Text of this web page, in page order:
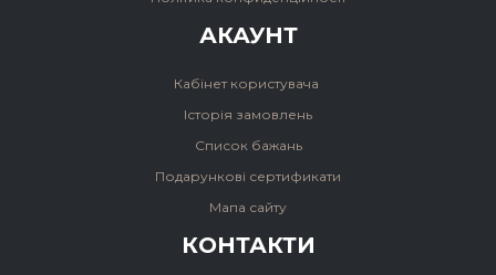
АКАУНТ
Кабінет користувача
Історія замовлень
Список бажань
Подарункові сертификати
Мапа сайту
КОНТАКТИ